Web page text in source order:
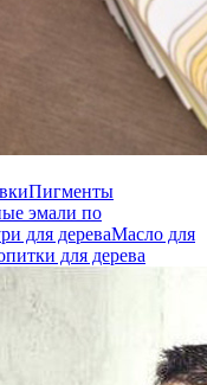
Пигменты
эмали по
для дереваМасло для
для дерева